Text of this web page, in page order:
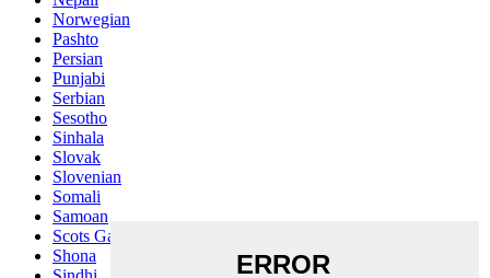
Norwegian
Pashto
Persian
Punjabi
Serbian
Sesotho
Sinhala
Slovak
Slovenian
Somali
Samoan
Scots Gaelic
Shona